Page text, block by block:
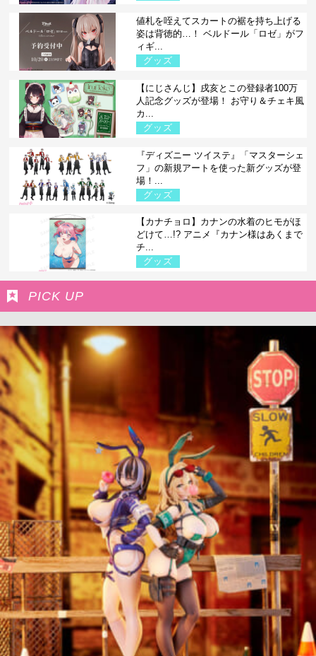
値札を咥えてスカートの裾を持ち上げる
姿は背徳的…！ ベルドール「ロゼ」がフ
ィギ...
グッズ
【にじさんじ】戌亥とこの登録者100万
人記念グッズが登場！ お守り＆チェキ風
カ...
グッズ
『ディズニー ツイステ』「マスターシェ
フ」の新規アートを使った新グッズが登
場！...
グッズ
【カナチョロ】カナンの水着のヒモがほ
どけて…!? アニメ『カナン様はあくまで
チ...
グッズ
PICK UP